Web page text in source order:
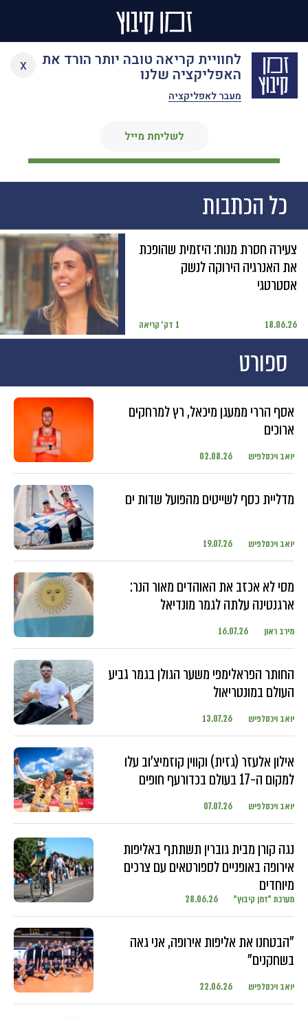
לחוויית קריאה טובה יותר הורד את
האפליקציה שלנו
מעבר לאפליקציה
x
Skip
content
גיא פישקין
לשליחת מייל
כל הכתבות
18.06.26 1 דק' קריאה
צעירה חסרת מנוח: היזמית שהופכת
את האנרגיה הירוקה לנשק
אסטרטגי
ספורט
אסף הררי ממעגן מיכאל, רץ למרחקים
ארוכים
יואב ויכסלפיש 02.08.26
מדליית כסף לשייטים מהפועל שדות ים
יואב ויכסלפיש 19.07.26
מסי לא אכזב את האוהדים מאור הנר:
ארגנטינה עלתה לגמר מונדיאל
מירב ראון 16.07.26
החותר הפראלימפי משער הגולן בגמר גביע
העולם במונטריאול
יואב ויכסלפיש 13.07.26
אילון אלעזר (גזית) וקווין קוזמיצ'וב עלו
למקום ה-17 בעולם בכדורעף חופים
יואב ויכסלפיש 07.07.26
נגה קורן מבית גוברין תשתתף באליפות
אירופה באופניים לספורטאים עם צרכים
מיוחדים
מערכת "זמן קיבוץ" 28.06.26
"הבטחנו את אליפות אירופה, אני גאה
בשחקנים"
יואב ויכסלפיש 22.06.26